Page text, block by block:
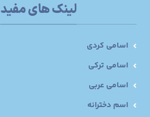
لینک های مفید
اسامی کردی
اسامی ترکی
اسامی عربی
اسم دخترانه